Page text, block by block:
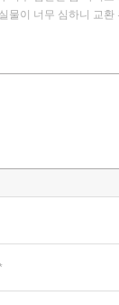
물이 너무 심하니 교